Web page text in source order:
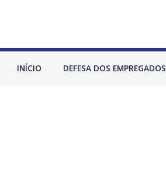
INÍCIO DEFESA DOS EMPREGADOS